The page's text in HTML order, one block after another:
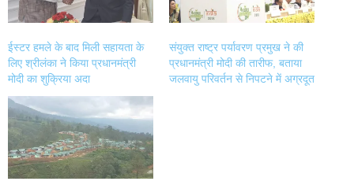
ईस्टर हमले के बाद मिली सहायता के
लिए श्रीलंका ने किया प्रधानमंत्री
मोदी का शुक्रिया अदा
संयुक्त राष्ट्र पर्यावरण प्रमुख ने की
प्रधानमंत्री मोदी की तारीफ, बताया
जलवायु परिवर्तन से निपटने में अग्रदूत